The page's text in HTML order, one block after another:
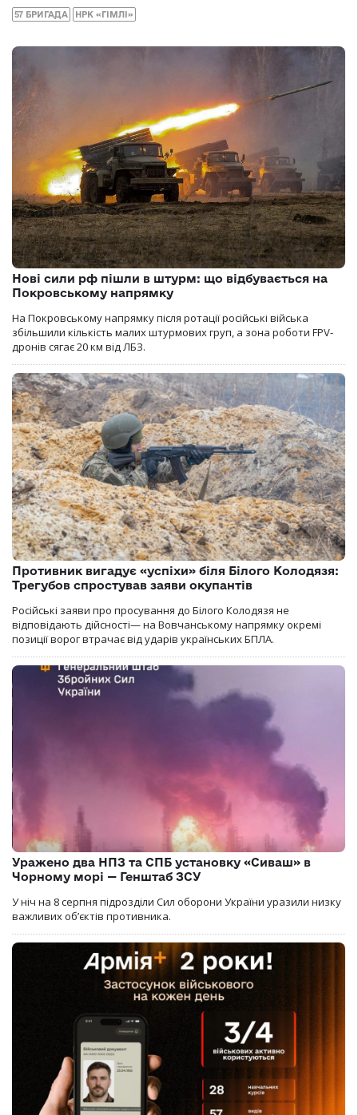
57 БРИГАДА НРК «ГІМЛІ»
Нові сили рф пішли в штурм: що відбувається на
Покровському напрямку
На Покровському напрямку після ротації російські війська
збільшили кількість малих штурмових груп, а зона роботи FPV-
дронів сягає 20 км від ЛБЗ.
Противник вигадує «успіхи» біля Білого Колодязя:
Трегубов спростував заяви окупантів
Російські заяви про просування до Білого Колодязя не
відповідають дійсності— на Вовчанському напрямку окремі
позиції ворог втрачає від ударів українських БПЛА.
Уражено два НПЗ та СПБ установку «Сиваш» в
Чорному морі — Генштаб ЗСУ
У ніч на 8 серпня підрозділи Сил оборони України уразили низку
важливих об’єктів противника.